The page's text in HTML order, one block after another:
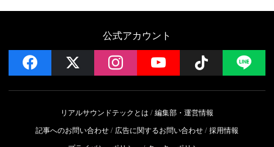
公式アカウント
facebook instagramYouTube Follow
リアルサウンドテックとは
編集部・運営情報
記事へのお問い合わせ
広告に関するお問い合わせ 採用情報